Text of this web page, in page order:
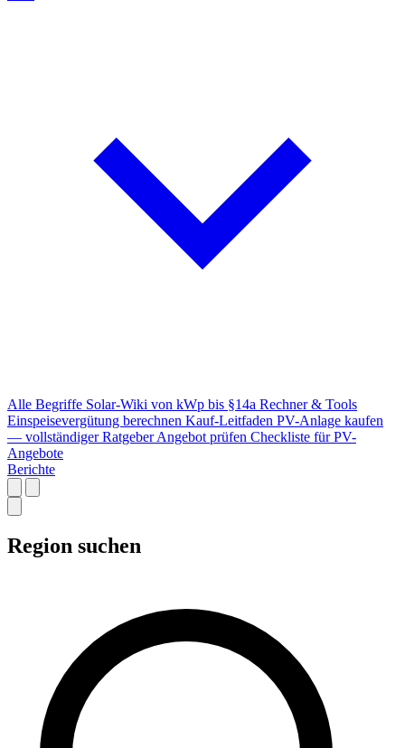
Alle Begriffe Solar-Wiki von kWp bis §14a Rechner & Tools
Einspeisevergütung berechnen Kauf-Leitfaden PV-Anlage kaufen
— vollständiger Ratgeber Angebot prüfen Checkliste für PV-
Angebote
Berichte
Region suchen